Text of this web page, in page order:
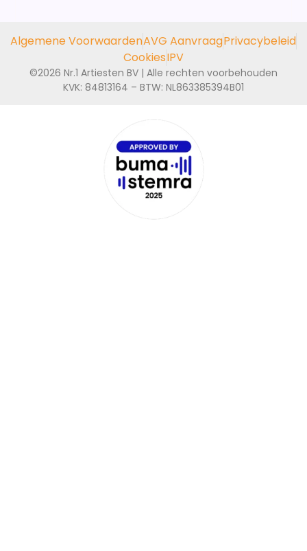
Algemene VoorwaardenAVG AanvraagPrivacybeleid
CookiesIPV
©2026 Nr.1 Artiesten BV | Alle rechten voorbehouden
KVK: 84813164 – BTW: NL863385394B01